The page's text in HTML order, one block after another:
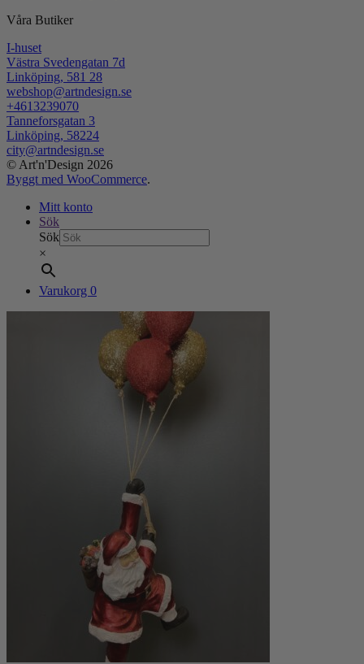
Våra Butiker
I-huset
Västra Svedengatan 7d
Linköping, 581 28
webshop@artndesign.se
+4613239070
Tanneforsgatan 3
Linköping, 58224
city@artndesign.se
© Art'n'Design 2026
Byggt med WooCommerce.
Mitt konto
Sök
Sök
×
Varukorg 0